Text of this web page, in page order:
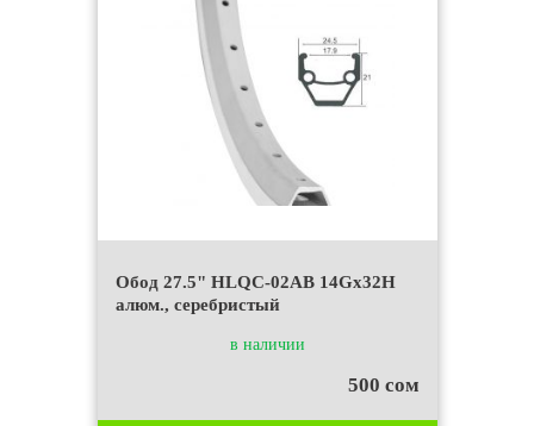
Обод 27.5" HLQC-02AB 14Gх32Н
алюм., серебристый
в наличии
500 сом